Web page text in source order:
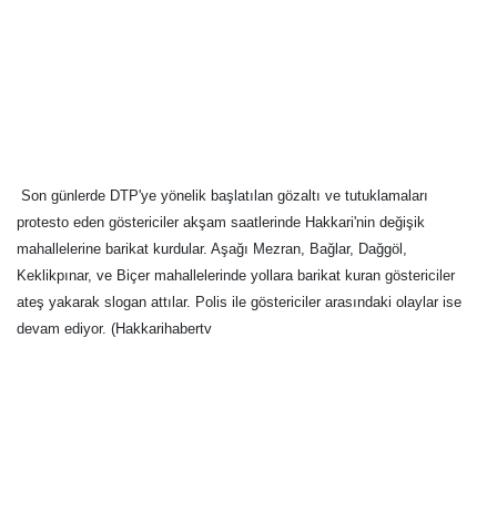
Son günlerde DTP'ye yönelik başlatılan gözaltı ve tutuklamaları
protesto eden göstericiler akşam saatlerinde Hakkari'nin değişik
mahallelerine barikat kurdular. Aşağı Mezran, Bağlar, Dağgöl,
Keklikpınar, ve Biçer mahallelerinde yollara barikat kuran göstericiler
ateş yakarak slogan attılar. Polis ile göstericiler arasındaki olaylar ise
devam ediyor. (Hakkarihabertv